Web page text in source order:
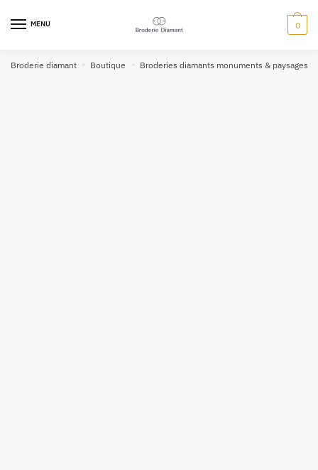
MENU 0
Broderie diamant » Boutique Broderies diamants monuments & paysages